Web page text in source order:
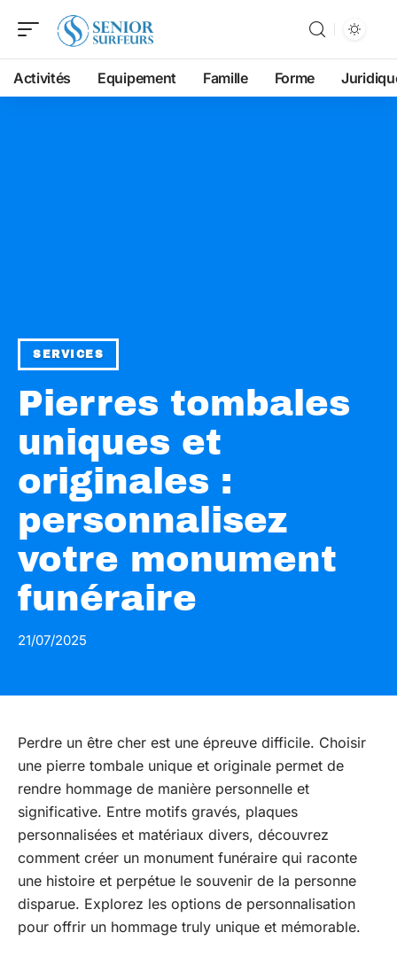
Activités Equipement Famille Forme
SERVICES
Pierres tombales
uniques et
originales :
personnalisez
votre monument
funéraire
21/07/2025
Perdre un être cher est une épreuve difficile. Choisir
une pierre tombale unique et originale permet de
rendre hommage de manière personnelle et
significative. Entre motifs gravés, plaques
personnalisées et matériaux divers, découvrez
comment créer un monument funéraire qui raconte
une histoire et perpétue le souvenir de la personne
disparue. Explorez les options de personnalisation
pour offrir un hommage truly unique et mémorable.